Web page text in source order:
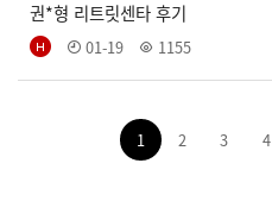
권*형 리트릿센타 후기
01-19 1155
1 2 3 4